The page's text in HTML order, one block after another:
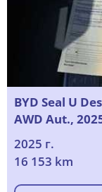
BYD Seal U
AWD Aut.,
2025 г.
16 153 km